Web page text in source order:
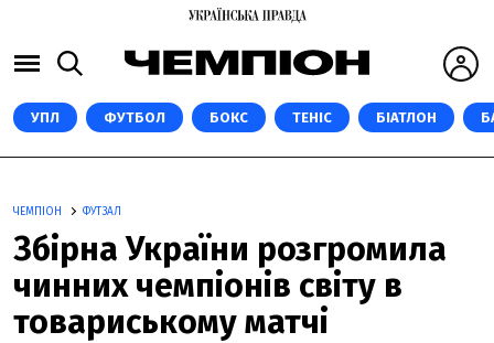
УПЛ ФУТБОЛ БОКС ТЕНІС БІАТЛОН
ЧЕМПІОН ФУТЗАЛ
Збірна України розгромила
чинних чемпіонів світу в
товариському матчі